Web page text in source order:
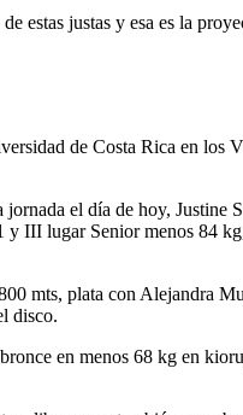
estas justas y esa es la
de Costa Rica en los
jornada el día de hoy, Justine
y III lugar Senior menos 84
mts, plata con Alejandra
disco.
en menos 68 kg en